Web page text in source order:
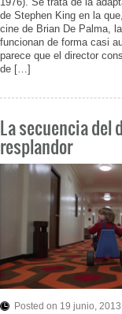
de Stephen King en la
cine de Brian De Palma,
funcionan de forma casi
parece que el director
de […]
La secuencia del
resplandor
Posted on 19 junio, 2013